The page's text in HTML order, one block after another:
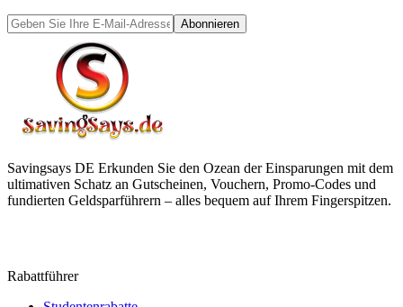
Abonnieren
Savingsays DE Erkunden Sie den Ozean der Einsparungen mit dem
ultimativen Schatz an Gutscheinen, Vouchern, Promo-Codes und
fundierten Geldsparführern – alles bequem auf Ihrem Fingerspitzen.
Rabattführer